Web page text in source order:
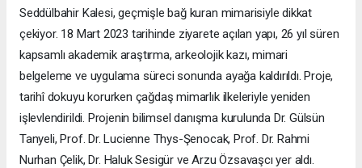
Seddülbahir Kalesi, geçmişle bağ kuran mimarisiyle dikkat
çekiyor. 18 Mart 2023 tarihinde ziyarete açılan yapı, 26 yıl süren
kapsamlı akademik araştırma, arkeolojik kazı, mimari
belgeleme ve uygulama süreci sonunda ayağa kaldırıldı. Proje,
tarihî dokuyu korurken çağdaş mimarlık ilkeleriyle yeniden
işlevlendirildi. Projenin bilimsel danışma kurulunda Dr. Gülsün
Tanyeli, Prof. Dr. Lucienne Thys-Şenocak, Prof. Dr. Rahmi
Nurhan Çelik, Dr. Haluk Sesigür ve Arzu Özsavaşcı yer aldı.